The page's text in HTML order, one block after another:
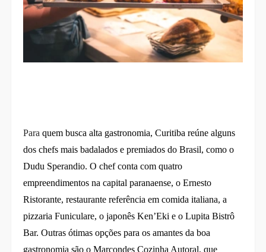
Para quem busca alta gastronomia, Curitiba reúne alguns
dos chefs mais badalados e premiados do Brasil, como o
Dudu Sperandio. O chef conta com quatro
empreendimentos na capital paranaense, o Ernesto
Ristorante, restaurante referência em comida italiana, a
pizzaria Funiculare, o japonês Ken’Eki e o Lupita Bistrô
Bar. Outras ótimas opções para os amantes da boa
gastronomia são o Marcondes Cozinha Autoral, que